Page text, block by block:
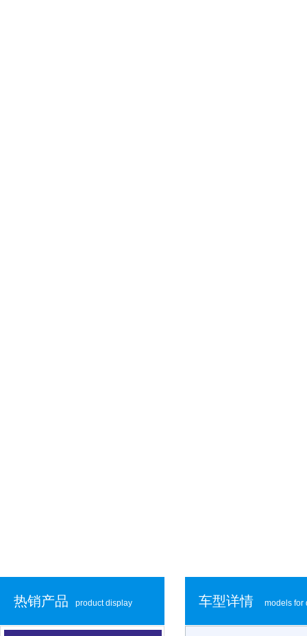
热销产品 product display 车型详情 models for